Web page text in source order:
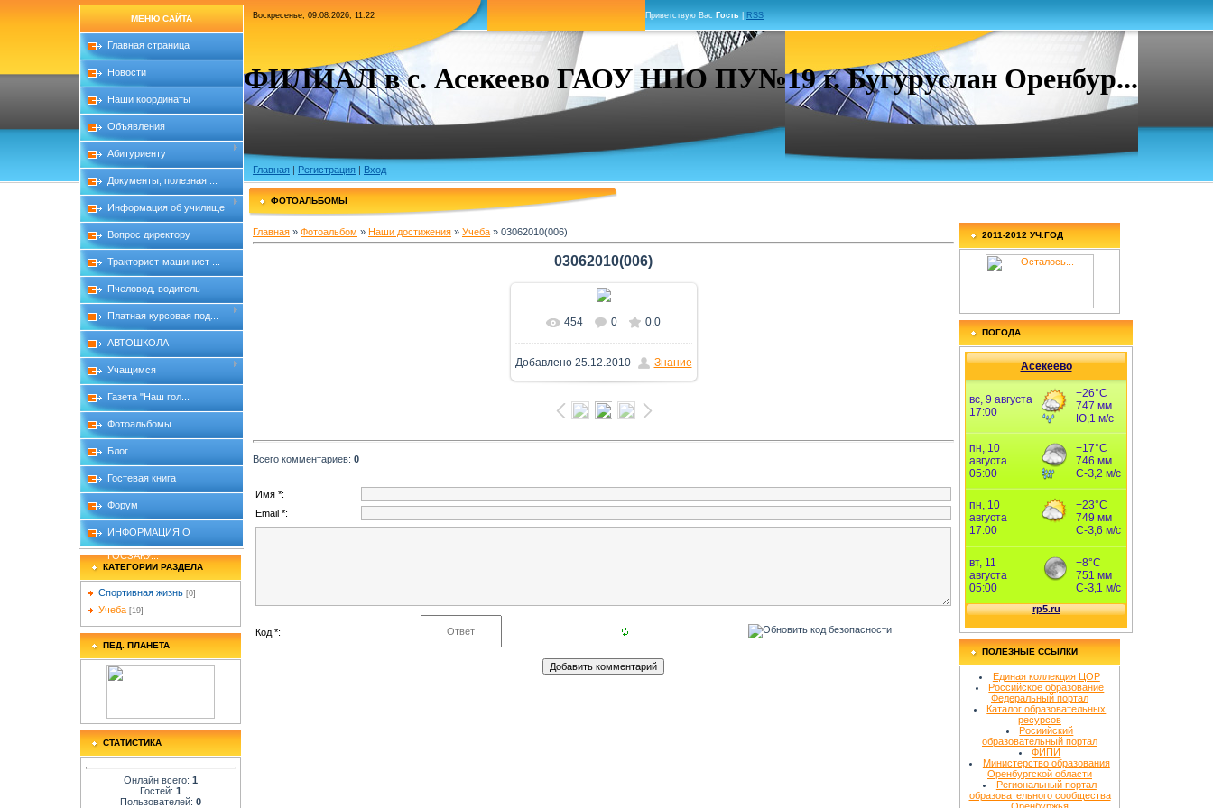
МЕНЮ САЙТА
Главная страница
Новости
Наши координаты
Объявления
Абитуриенту
Документы, полезная ...
Информация об училище
Вопрос директору
Тракторист-машинист ...
Пчеловод, водитель
Платная курсовая под...
АВТОШКОЛА
Учащимся
Газета "Наш гол...
Фотоальбомы
Блог
Гостевая книга
Форум
ИНФОРМАЦИЯ О
ГОСЗАКУ...
КАТЕГОРИИ РАЗДЕЛА
Спортивная жизнь [0]
Учеба [19]
ПЕД. ПЛАНЕТА
СТАТИСТИКА
Онлайн всего: 1
Гостей: 1
Пользователей: 0
Воскресенье, 09.08.2026, 11:22 Приветствую Вас Гость RSS
ФИЛИАЛ в с. Асекеево ГАОУ НПО ПУ№19 г. Бугуруслан Оренбур...
Главная | Регистрация | Вход
ФОТОАЛЬБОМЫ
Главная » Фотоальбом » Наши достижения » Учеба » 03062010(006)
03062010(006)
В реальном размере
1600x1200/ 246.8Kb
454 0 0.0
Добавлено25.12.2010 Знание
Всего комментариев: 0
Имя *:
Email *:
Код *:
2011-2012 УЧ.ГОД
ПОГОДА
Асекеево
ПОЛЕЗНЫЕ ССЫЛКИ
Единая коллекция ЦОР
Российское образование
Федеральный портал
Каталог образовательных
ресурсов
Росиийский
образовательный портал
ФИПИ
Министерство образования
Оренбургской области
Региональный портал
образовательного сообщества